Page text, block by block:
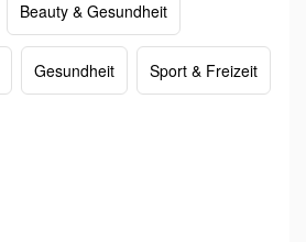
Beauty & Gesundheit
Gesundheit Sport & Freizeit